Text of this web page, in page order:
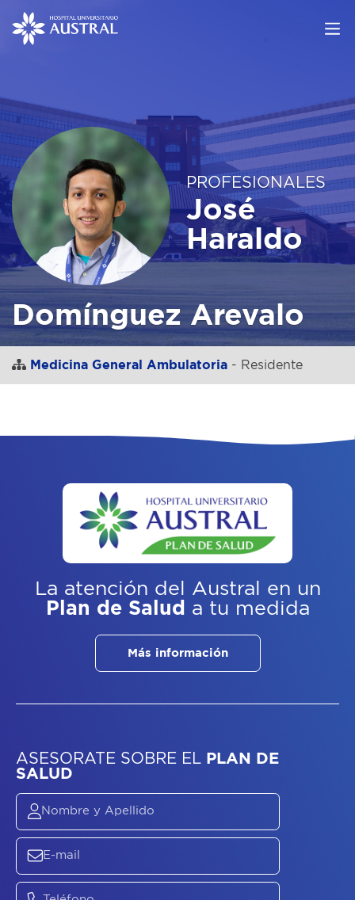
PROFESIONALES
José
Haraldo
Domínguez Arevalo
Medicina General Ambulatoria - Residente
La atención del Austral
en un
Plan de Salud a tu medida
Más información
ASESORATE SOBREELPLAN DE
SALUD